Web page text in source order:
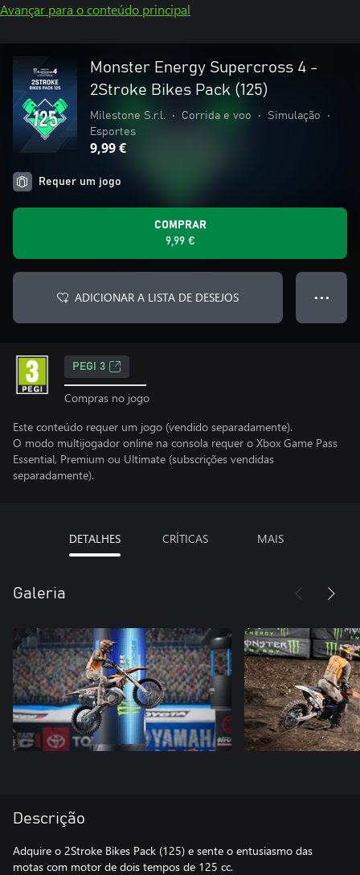
Avançar para o conteúdo principal
Monster Energy Supercross 4 -
2Stroke Bikes Pack (125)
Milestone S.r.l. • Corrida e voo • Simulação
•
Esportes
9,99 €
Requer um jogo
COMPRAR
9,99 €
ADICIONAR A LISTA DE DESEJOS ● ● ●
PEGI 3
Compras no jogo
Este conteúdo requer um jogo (vendido separadamente).
O modo multijogador online na consola requer o Xbox Game Pass
Essential, Premium ou Ultimate (subscrições vendidas
separadamente).
DETALHES CRÍTICAS MAIS
Galeria
Descrição
Adquire o 2Stroke Bikes Pack (125) e sente o entusiasmo das
motas com motor de dois tempos de 125 cc.